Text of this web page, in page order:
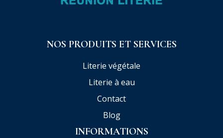
NOS PRODUITS ET SERVICES
Literie végétale
Literie à eau
Contact
Blog
INFORMATIONS